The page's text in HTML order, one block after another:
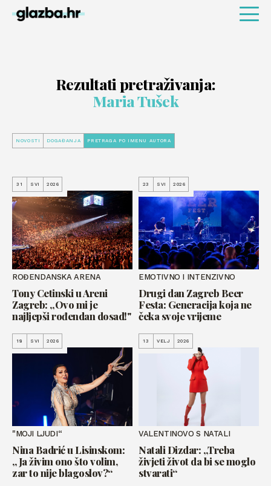
Rezultati pretraživanja:
Maria Tušek
NOVOSTI DOGAĐANJA PRETRAGA PO IMENU AUTORA
31 SVI 2026
ROĐENDANSKA ARENA
Tony Cetinski u Areni
Zagreb: „Ovo mi je
najljepši rođendan dosad!"
23 SVI 2026
EMOTIVNO I INTENZIVNO
Drugi dan Zagreb Beer
Festa: Generacija koja ne
čeka svoje vrijeme
18 SVI 2026
"MOJI LJUDI“
Nina Badrić u Lisinskom:
„Ja živim ono što volim,
zar to nije blagoslov?“
13 VELJ 2026
VALENTINOVO S NATALI
Natali Dizdar: „Treba
živjeti život da bi se moglo
stvarati“